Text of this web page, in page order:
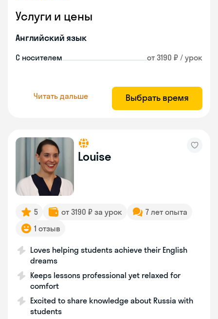
Услуги и цены
Английский язык
С носителем от 3190 ₽ / урок
Читать дальше Выбрать время
Louise
5 от 3190 ₽ за урок
7 лет опыта
1 отзыв
Loves helping students achieve their English
dreams
Keeps lessons professional yet relaxed for
comfort
Excited to share knowledge about Russia with
students